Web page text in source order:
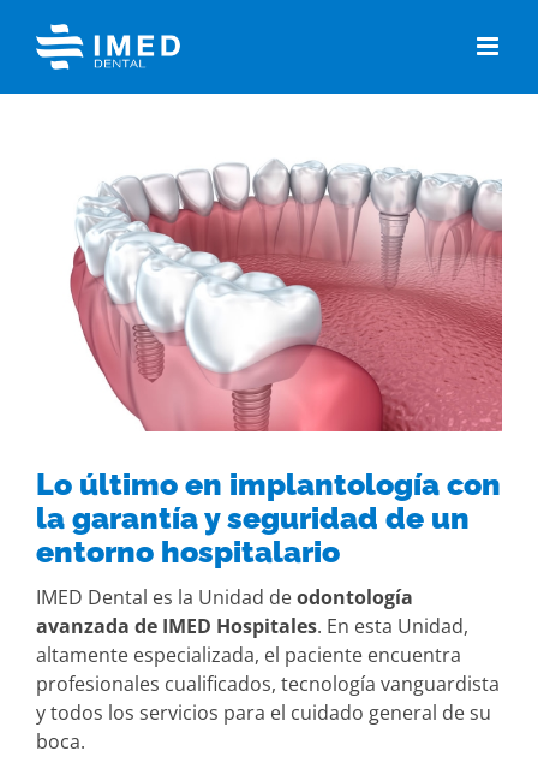
content
Image
Lo último en implantología con
la garantía y seguridad de un
entorno hospitalario
IMED Dental es la Unidad deodontología
avanzada de IMED Hospitales. En esta Unidad,
altamente especializada, el paciente encuentra
profesionales cualificados, tecnología vanguardista
y todos los servicios para el cuidado general de su
boca.